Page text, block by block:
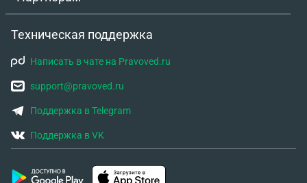
Техническая поддержка
Написать в чате на Pravoved.ru
support@pravoved.ru
Поддержка в Telegram
Поддержка в VK